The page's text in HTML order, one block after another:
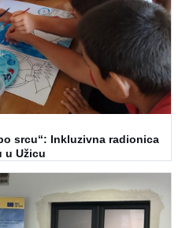
srcu“: Inkluzivna radionica
u Užicu